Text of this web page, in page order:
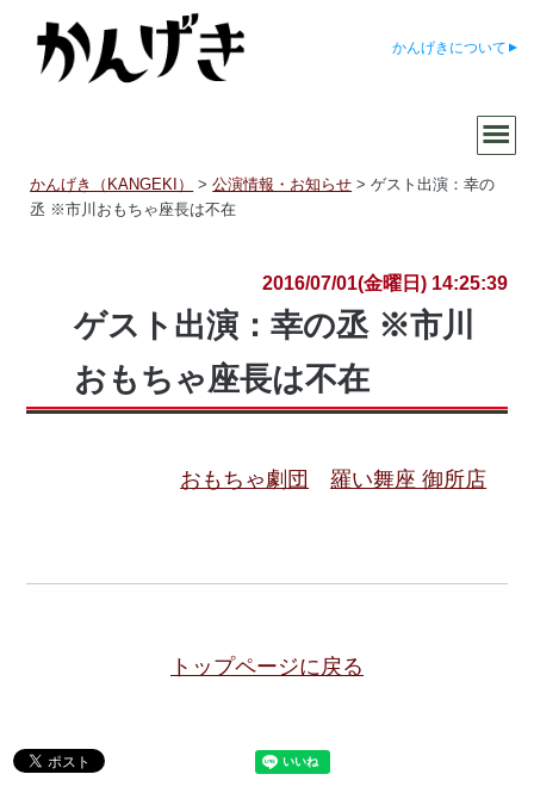
かんげきについて
かんげき（KANGEKI） >公演情報・お知らせ >ゲスト出演：幸の
丞 ※市川おもちゃ座長は不在
2016/07/01(金曜日) 14:25:39
ゲスト出演：幸の丞 ※市川
おもちゃ座長は不在
おもちゃ劇団 羅い舞座 御所店
トップページに戻る